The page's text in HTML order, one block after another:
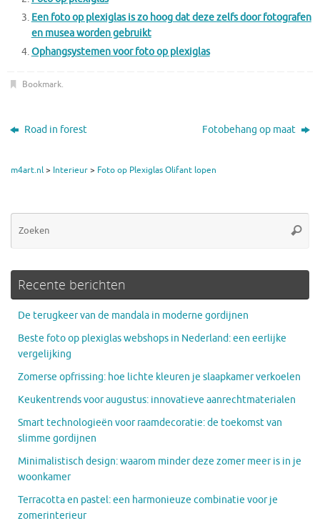
Een foto op plexiglas is zo hoog dat deze zelfs door fotografen
en musea worden gebruikt
Ophangsystemen voor foto op plexiglas
Bookmark.
Road in forest Fotobehang op maat
m4art.nl> Interieur> Foto op Plexiglas Olifant lopen
Recente berichten
De terugkeer van de mandala in moderne gordijnen
Beste foto op plexiglas webshops in Nederland: een eerlijke
vergelijking
Zomerse opfrissing: hoe lichte kleuren je slaapkamer verkoelen
Keukentrends voor augustus: innovatieve aanrechtmaterialen
Smart technologieën voor raamdecoratie: de toekomst van
slimme gordijnen
Minimalistisch design: waarom minder deze zomer meer is in je
woonkamer
Terracotta en pastel: een harmonieuze combinatie voor je
zomerinterieur